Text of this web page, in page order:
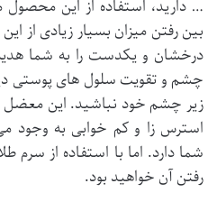
… دارید، استفاده از این
بین رفتن میزان بسیار زیادی از
درخشان و یکدست را به شما
چشم و تقویت سلول های پوستی
زیر چشم خود نباشید. این معضل
استرس زا و کم خوابی به وجود می
رفتن آن خواهید بود.